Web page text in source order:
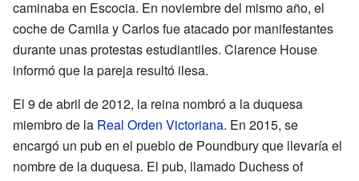
caminaba en Escocia. En noviembre del mismo año, el
coche de Camila y Carlos fue atacado por manifestantes
durante unas protestas estudiantiles. Clarence House
informó que la pareja resultó ilesa.
El 9 de abril de 2012, la reina nombró a la duquesa
miembro de la Real Orden Victoriana. En 2015, se
encargó un pub en el pueblo de Poundbury que llevaría el
nombre de la duquesa. El pub, llamado Duchess of